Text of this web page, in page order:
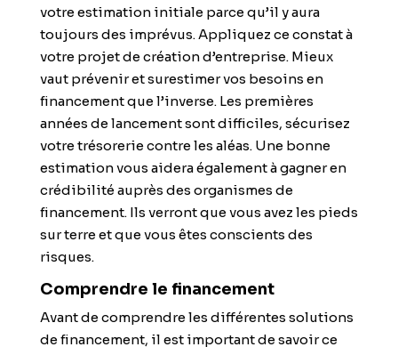
votre estimation initiale parce qu’il y aura
toujours des imprévus. Appliquez ce constat à
votre projet de création d’entreprise. Mieux
vaut prévenir et surestimer vos besoins en
financement que l’inverse. Les premières
années de lancement sont difficiles, sécurisez
votre trésoreriecontre les aléas. Une bonne
estimation vous aidera également à gagner en
crédibilité auprès des organismes de
financement. Ils verront que vous avez les pieds
sur terre et que vous êtes conscients des
risques.
Comprendre le financement
Avant de comprendre les différentes solutions
de financement, il est important de savoir ce